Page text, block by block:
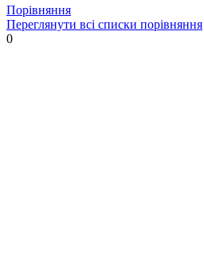
Порівняння
Переглянути всі списки порівняння
0